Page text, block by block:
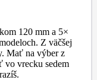
120 mm a 5×
Z väčšej
Mať na výber z
vo vrecku sedem